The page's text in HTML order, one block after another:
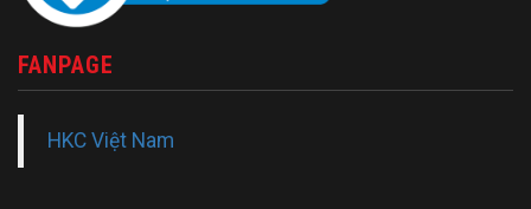
FANPAGE
HKC Việt Nam